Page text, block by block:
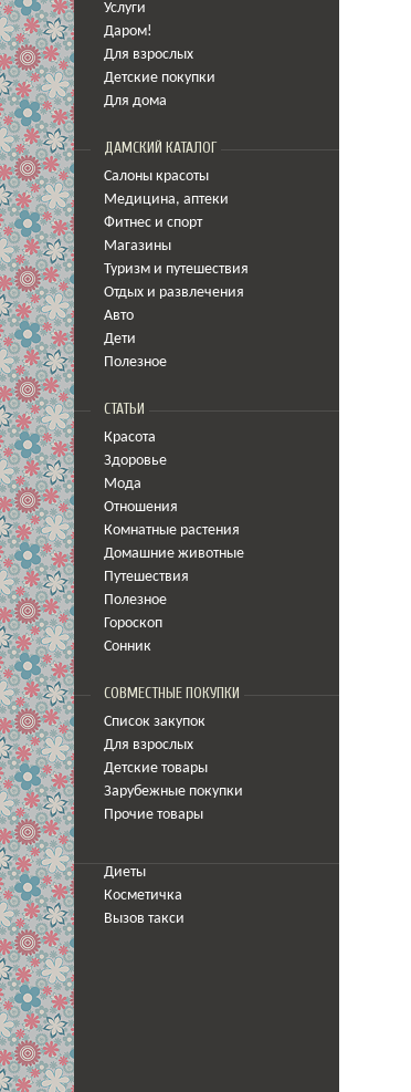
Услуги
Даром!
Для взрослых
Детские покупки
Для дома
ДАМСКИЙ КАТАЛОГ
Салоны красоты
Медицина, аптеки
Фитнес и спорт
Магазины
Туризм и путешествия
Отдых и развлечения
Авто
Дети
Полезное
СТАТЬИ
Красота
Здоровье
Мода
Отношения
Комнатные растения
Домашние животные
Путешествия
Полезное
Гороскоп
Сонник
СОВМЕСТНЫЕ ПОКУПКИ
Список закупок
Для взрослых
Детские товары
Зарубежные покупки
Прочие товары
Диеты
Косметичка
Вызов такси